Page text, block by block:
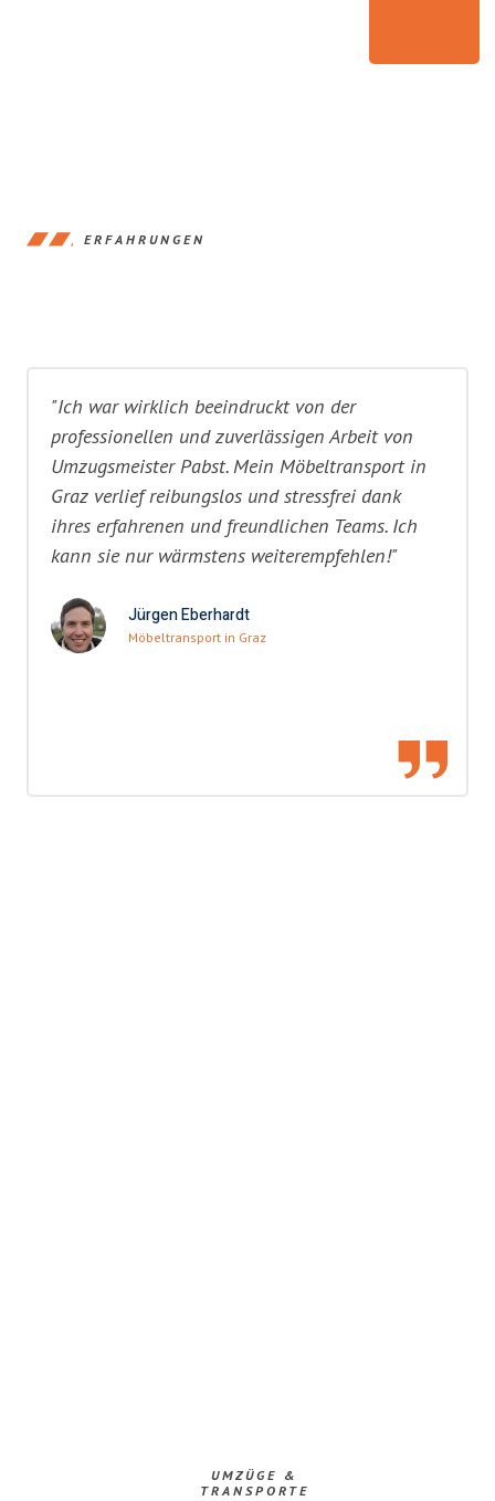
ERFAHRUNGEN
"Ich war wirklich beeindruckt von der
professionellen und zuverlässigen Arbeit von
Umzugsmeister Pabst. Mein Möbeltransport in
Graz verlief reibungslos und stressfrei dank
ihres erfahrenen und freundlichen Teams. Ich
kann sie nur wärmstens weiterempfehlen!"
Jürgen Eberhardt
Möbeltransport in Graz
UMZÜGE &
TRANSPORTE